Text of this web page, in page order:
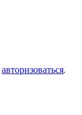
авторизоваться.